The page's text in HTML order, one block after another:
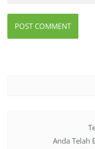
Anda Telah